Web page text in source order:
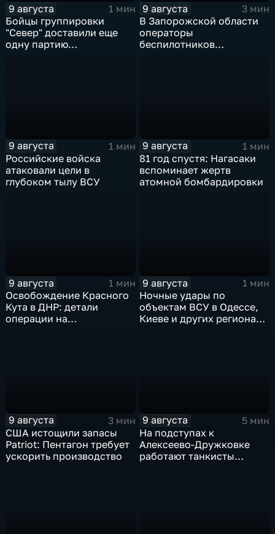
9 августа
1 мин
Бойцы группировки
"Север" доставили еще
одну партию
9 августа
3 мин
В Запорожской области
операторы
беспилотников
9 августа
1 мин
Российские войска
атаковали цели в
глубоком тылу ВСУ
9 августа
1 мин
81 год спустя: Нагасаки
вспоминает жертв
атомной бомбардировки
9 августа
1 мин
Освобождение Красного
Кута в ДНР: детали
операции на
9 августа
1 мин
Ночные удары по
объектам ВСУ в Одессе,
Киеве и других регионах
9 августа
3 мин
США истощили запасы
Patriot: Пентагон требует
ускорить производство
9 августа
5 мин
На подступах к
Алексеево-Дружковке
работают танкисты